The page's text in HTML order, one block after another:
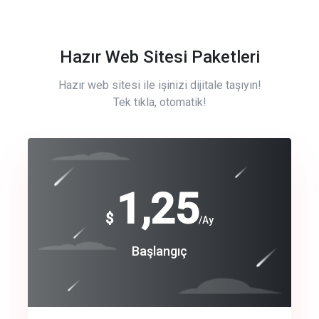
Hazır Web Sitesi Paketleri
Hazır web sitesi ile işinizi dijitale taşıyın!
Tek tıkla, otomatik!
$ 1,25/Ay
Başlangıç
Free
Basic